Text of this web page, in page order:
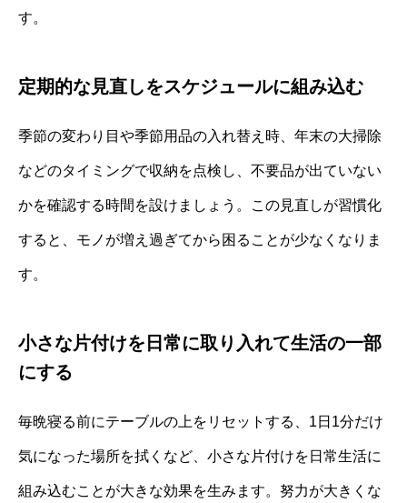
す。
定期的な見直しをスケジュールに組み込む
季節の変わり目や季節用品の入れ替え時、年末の大掃除
などのタイミングで収納を点検し、不要品が出ていない
かを確認する時間を設けましょう。この見直しが習慣化
すると、モノが増え過ぎてから困ることが少なくなりま
す。
小さな片付けを日常に取り入れて生活の一部
にする
毎晩寝る前にテーブルの上をリセットする、1日1分だけ
気になった場所を拭くなど、小さな片付けを日常生活に
組み込むことが大きな効果を生みます。努力が大きくな